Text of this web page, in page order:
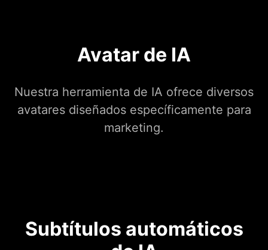
Avatar de IA
Nuestra herramienta de IA ofrece diversos
avatares diseñados específicamente para
marketing.
Subtítulos automáticos